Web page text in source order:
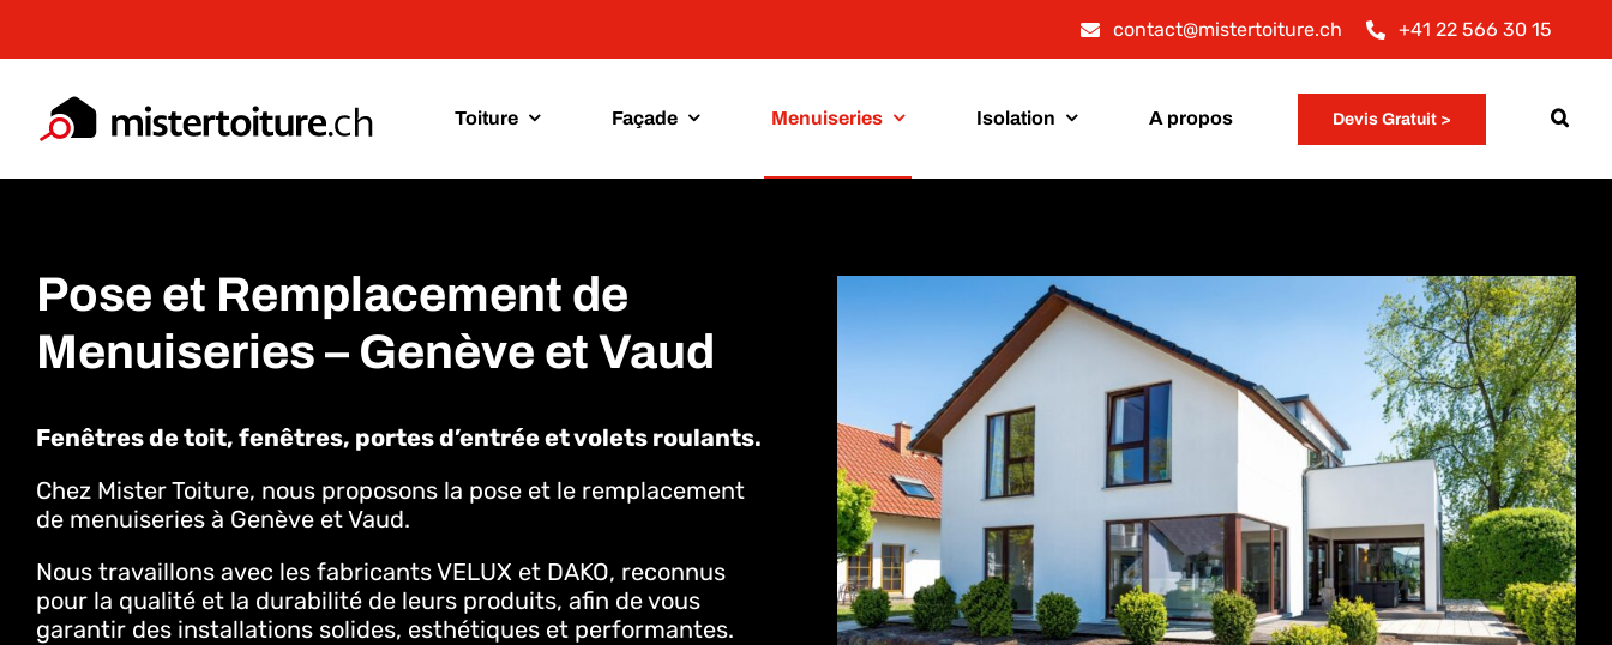
contact@mistertoiture.ch +41 22 566 30 15
Toiture Façade Menuiseries Isolation A propos Devis Gratuit >
Pose et Remplacement de
Menuiseries – Genève et Vaud
Fenêtres de toit, fenêtres, portes d’entrée et volets roulants.
Chez Mister Toiture, nous proposons la pose et le remplacement
de menuiseries à Genève et Vaud.
Nous travaillons avec les fabricants VELUX et DAKO, reconnus
pour la qualité et la durabilité de leurs produits, afin de vous
garantir des installations solides, esthétiques et performantes.